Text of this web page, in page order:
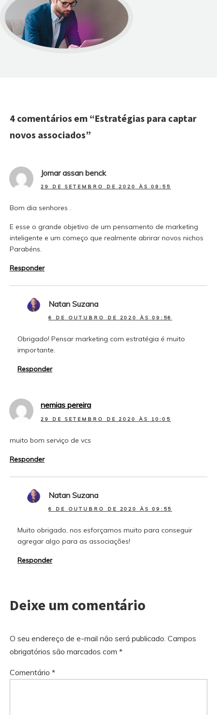
4 comentários em “Estratégias para captar
novos associados”
Jomar assan benck
29 DE SETEMBRO DE 2020 ÀS 08:55
Bom dia senhores .
E esse o grande objetivo de um pensamento de marketing
inteligente e um começo que realmente abrirar novos nichos
Parabéns.
Responder
Natan Suzana
6 DE OUTUBRO DE 2020 ÀS 09:56
Obrigado! Pensar marketing com estratégia é muito
importante.
Responder
nemias pereira
29 DE SETEMBRO DE 2020 ÀS 10:05
muito bom serviço de vcs
Responder
Natan Suzana
6 DE OUTUBRO DE 2020 ÀS 09:55
Muito obrigado, nos esforçamos muito para conseguir
agregar algo para as associações!
Responder
Deixe um comentário
O seu endereço de e-mail não será publicado. Campos
obrigatórios são marcados com *
Comentário *